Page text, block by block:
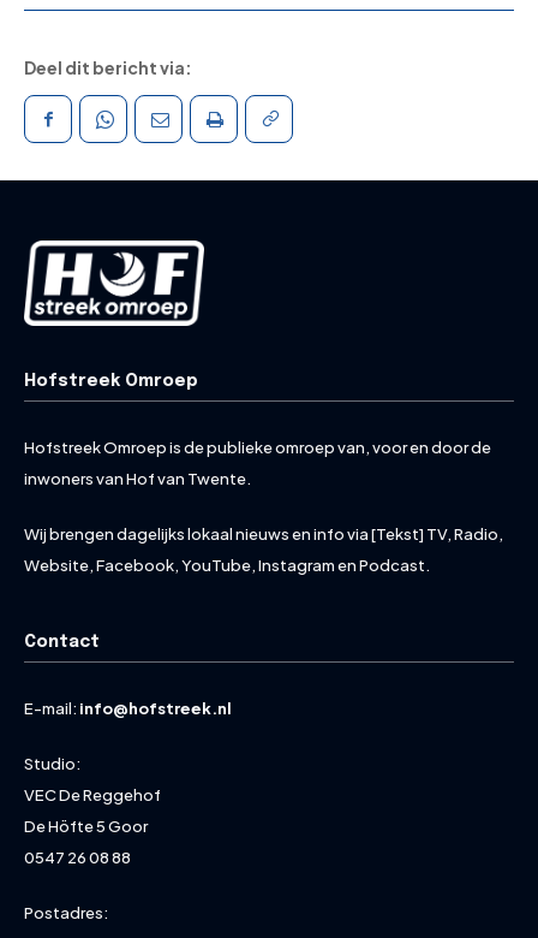
Deel dit bericht via:
Hofstreek Omroep
Hofstreek Omroep is de publieke omroep van, voor en door de
inwoners van Hof van Twente.
Wij brengen dagelijks lokaal nieuws en info via [Tekst] TV, Radio,
Website, Facebook, YouTube, Instagram en Podcast.
Contact
E-mail: info@hofstreek.nl
Studio:
VEC De Reggehof
De Höfte 5 Goor
0547 26 08 88
Postadres: